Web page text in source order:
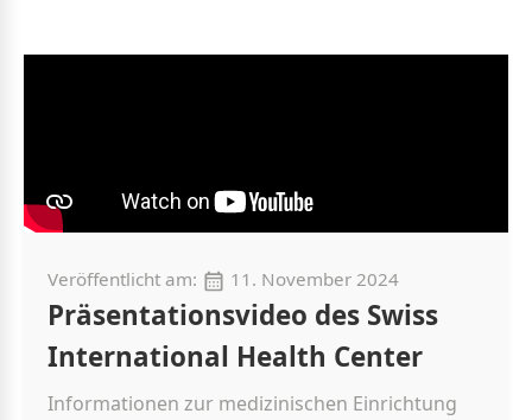
Veröffentlicht am: 11. November 2024
Präsentationsvideo des Swiss
International Health Center
Informationen zur medizinischen Einrichtung